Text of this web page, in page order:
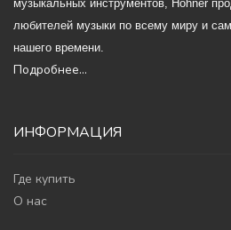
музыкальных инструментов, Hohner
любителей музыки по всему миру и
нашего времени.
Подробнее...
ИНФОРМАЦИЯ
Где купить
О нас